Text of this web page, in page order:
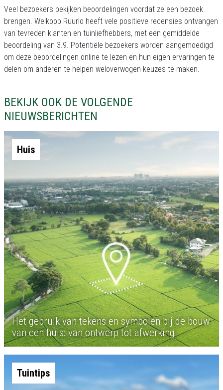
Veel bezoekers bekijken beoordelingen voordat ze een bezoek
brengen. Welkoop Ruurlo heeft vele positieve recensies ontvangen
van tevreden klanten en tuinliefhebbers, met een gemiddelde
beoordeling van 3.9. Potentiële bezoekers worden aangemoedigd
om deze beoordelingen online te lezen en hun eigen ervaringen te
delen om anderen te helpen weloverwogen keuzes te maken.
BEKIJK OOK DE VOLGENDE
NIEUWSBERICHTEN
Huis
Het gebruik van tekens en symbolen bij de bouw
van een huis: van ontwerp tot afwerking
Tuintips